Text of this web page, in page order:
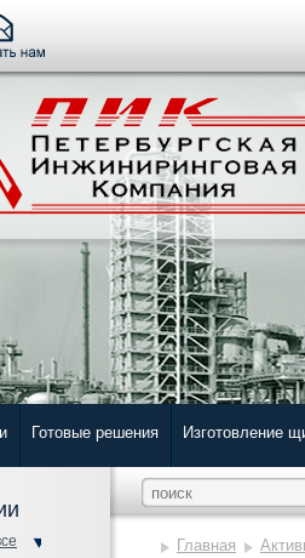
Готовые решения Изготовление
Главная